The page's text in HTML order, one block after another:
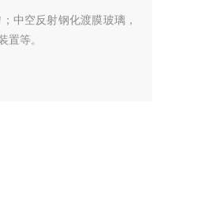
中空反射钢化渡膜玻璃，
置等。